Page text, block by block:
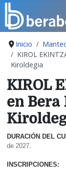
CERRAR
INICIO
CLUB
MANTEO
SECCIONES
EVENTOS
ÁREA SOCIAL
Inicio
KIROL
Kiroldegia
KIROL
en Bera
DURACIÓN DEL
de 2027.
INSCRIPCIONES: